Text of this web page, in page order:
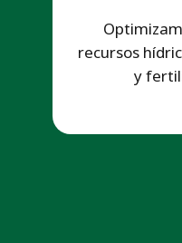
recursos
y